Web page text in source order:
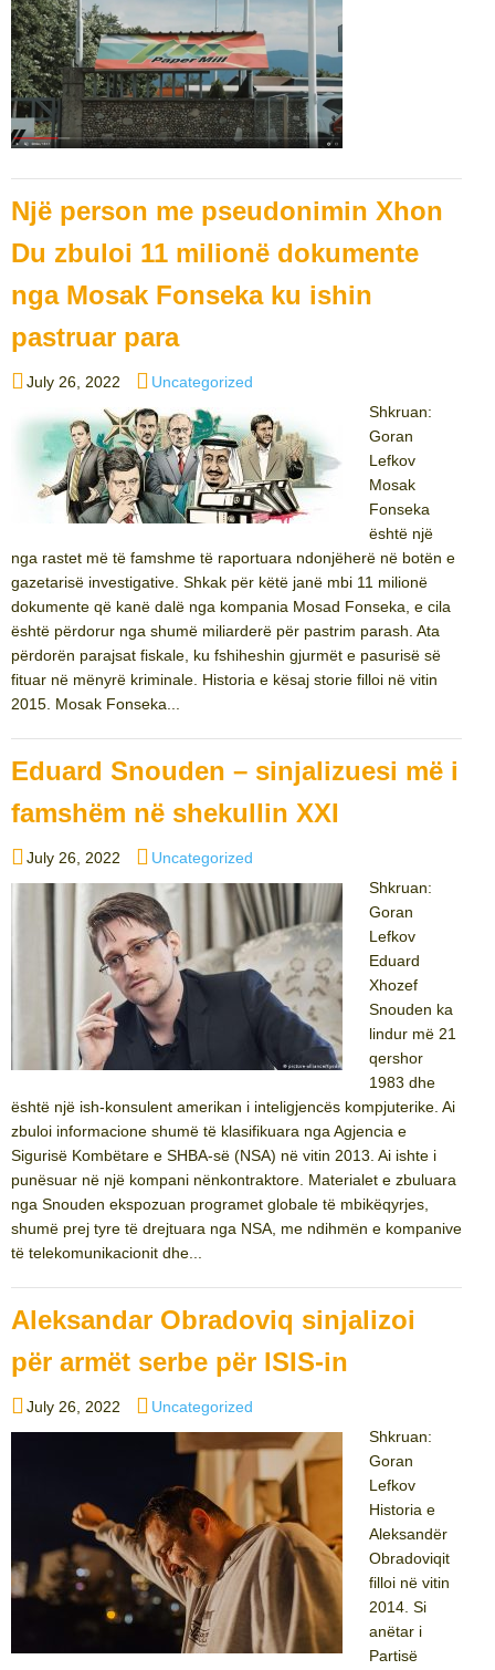
Një person me pseudonimin Xhon
Du zbuloi 11 milionë dokumente
nga Mosak Fonseka ku ishin
pastruar para
Posted
July 26, 2022 Categories
Uncategorized
Shkruan:
Goran
Lefkov
Mosak
Fonseka
është një
nga rastet më të famshme të raportuara ndonjëherë në botën e
gazetarisë investigative. Shkak për këtë janë mbi 11 milionë
dokumente që kanë dalë nga kompania Mosad Fonseka, e cila
është përdorur nga shumë miliarderë për pastrim parash. Ata
përdorën parajsat fiskale, ku fshiheshin gjurmët e pasurisë së
fituar në mënyrë kriminale. Historia e kësaj storie filloi në vitin
2015. Mosak Fonseka...
Eduard Snouden – sinjalizuesi më i
famshëm në shekullin XXI
Posted
on
July 26, 2022 Categories
Uncategorized
Shkruan:
Goran
Lefkov
Eduard
Xhozef
Snouden ka
lindur më 21
qershor
1983 dhe
është një ish-konsulent amerikan i inteligjencës kompjuterike. Ai
zbuloi informacione shumë të klasifikuara nga Agjencia e
Sigurisë Kombëtare e SHBA-së (NSA) në vitin 2013. Ai ishte i
punësuar në një kompani nënkontraktore. Materialet e zbuluara
nga Snouden ekspozuan programet globale të mbikëqyrjes,
shumë prej tyre të drejtuara nga NSA, me ndihmën e kompanive
të telekomunikacionit dhe...
Aleksandar Obradoviq sinjalizoi
për armët serbe për ISIS-in
Posted
on
July 26, 2022 Categories
Uncategorized
Shkruan:
Goran
Lefkov
Historia e
Aleksandër
Obradoviqit
filloi në vitin
2014. Si
anëtar i
Partisë